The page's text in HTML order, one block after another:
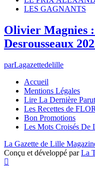
LES GAGNANTS
Olivier Magnies
Desrousseaux
parLagazettedelille
Accueil
Mentions Légales
Lire La Dernière
Les Recettes de
Bon Promotions
Les Mots Croisés
La Gazette de Lille
Conçu et développé parLa